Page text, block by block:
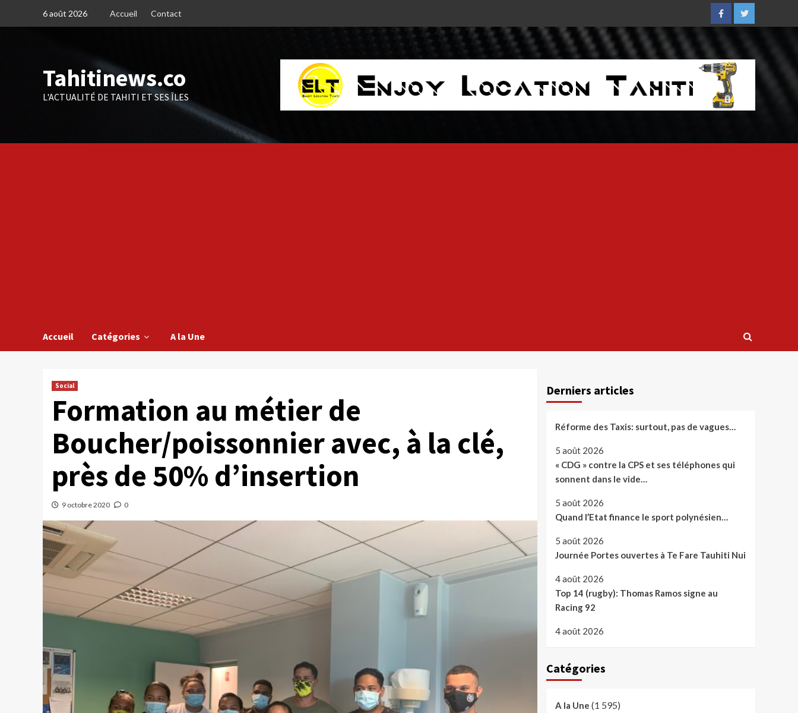
6 août 2026 Accueil Contact
FacebookTwitter
Tahitinews.co
L'ACTUALITÉ DE TAHITI ET SES ÎLES
Accueil Catégories A la Une
Social
Formation au métier de
Boucher/poissonnier avec, à la clé,
près de 50% d’insertion
9 octobre 2020 0
Derniers articles
Réforme des Taxis: surtout, pas de vagues…
5 août 2026
« CDG » contre la CPS et ses téléphones qui
sonnent dans le vide…
5 août 2026
Quand l’Etat finance le sport polynésien…
5 août 2026
Journée Portes ouvertes à Te Fare Tauhiti Nui
4 août 2026
Top 14 (rugby): Thomas Ramos signe au
Racing 92
4 août 2026
Catégories
A la Une (1 595)